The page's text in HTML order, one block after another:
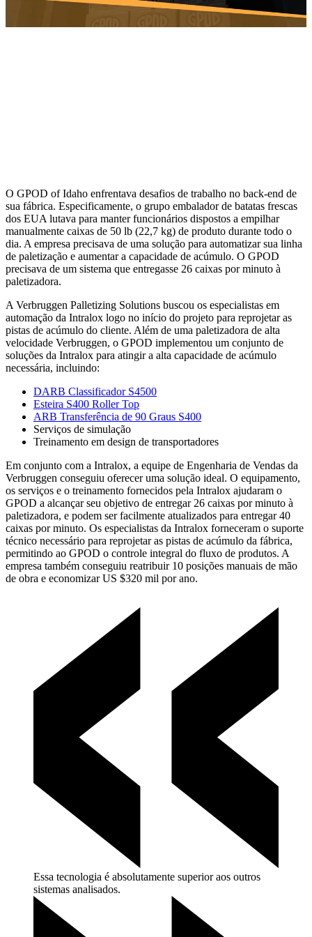
O GPOD of Idaho enfrentava desafios de trabalho no back-end de
sua fábrica. Especificamente, o grupo embalador de batatas frescas
dos EUA lutava para manter funcionários dispostos a empilhar
manualmente caixas de 50 lb (22,7 kg) de produto durante todo o
dia. A empresa precisava de uma solução para automatizar sua linha
de paletização e aumentar a capacidade de acúmulo. O GPOD
precisava de um sistema que entregasse 26 caixas por minuto à
paletizadora.
A Verbruggen Palletizing Solutions buscou os especialistas em
automação da Intralox logo no início do projeto para reprojetar as
pistas de acúmulo do cliente. Além de uma paletizadora de alta
velocidade Verbruggen, o GPOD implementou um conjunto de
soluções da Intralox para atingir a alta capacidade de acúmulo
necessária, incluindo:
DARB Classificador S4500
Esteira S400 Roller Top
ARB Transferência de 90 Graus S400
Serviços de simulação
Treinamento em design de transportadores
Em conjunto com a Intralox, a equipe de Engenharia de Vendas da
Verbruggen conseguiu oferecer uma solução ideal. O equipamento,
os serviços e o treinamento fornecidos pela Intralox ajudaram o
GPOD a alcançar seu objetivo de entregar 26 caixas por minuto à
paletizadora, e podem ser facilmente atualizados para entregar 40
caixas por minuto. Os especialistas da Intralox forneceram o suporte
técnico necessário para reprojetar as pistas de acúmulo da fábrica,
permitindo ao GPOD o controle integral do fluxo de produtos. A
empresa também conseguiu reatribuir 10 posições manuais de mão
de obra e economizar US $320 mil por ano.
Essa tecnologia é absolutamente superior aos outros
sistemas analisados.